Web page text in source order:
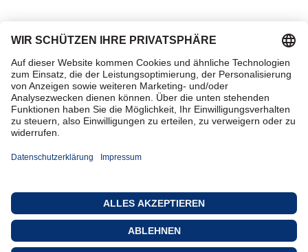
Einfach & sicher bezahlen
Zertifiziert einkaufen